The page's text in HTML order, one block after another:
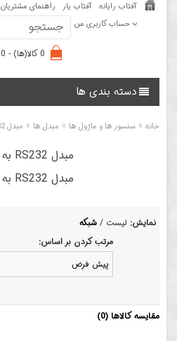
آفتاب رایانه آفتاب یار راهنمای مشتریان
حساب کاربری من
0 کالا(ها) - 0 تومان
دسته بندی ها
خانه » سنسور ها و ماژول ها » مبدل ها » مبدل RS232 به RS485
مبدل RS232 به RS485
مبدل RS232 به RS485
نمایش: لیست / شبکه
مرتب کردن بر اساس:
مقایسه کالاها (0)